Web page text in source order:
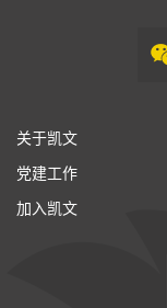
关于凯文
党建工作
加入凯文